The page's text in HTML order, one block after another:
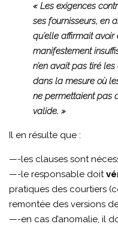
« Les exigences
ses fournisseurs, en
qu’elle affirmait
manifestement
n’en avait pas tiré
dans la mesure où
ne permettaient pas
valide. »
Il en résulte que :
—-les clauses sont
—-le responsable doit
pratiques des courtiers
remontée des versions
—-en cas d’anomalie, il